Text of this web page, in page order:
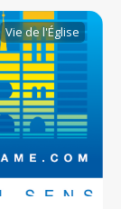
Vie de l'Église